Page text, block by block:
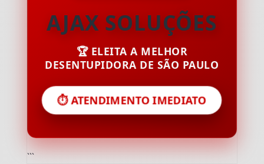
AJAX SOLUÇÕES
🏆 ELEITA A MELHOR
DESENTUPIDORA DE SÃO PAULO
⏱️ ATENDIMENTO IMEDIATO
```